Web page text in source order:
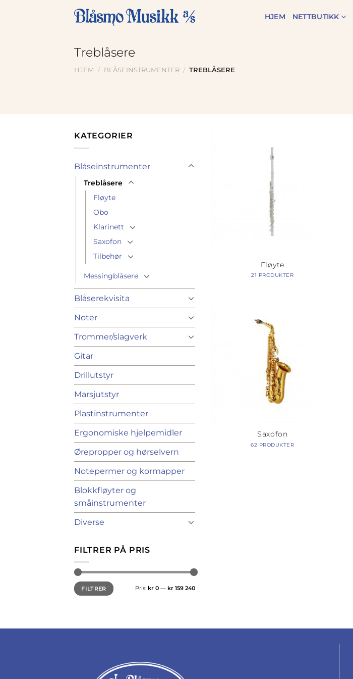
HJEM NETTBUTIKK
Treblåsere
HJEM / BLÅSEINSTRUMENTER / TREBLÅSERE
KATEGORIER
Blåseinstrumenter
Treblåsere
Fløyte
Obo
Klarinett
Saxofon
Tilbehør
Messingblåsere
Blåserekvisita
Noter
Trommer/slagverk
Gitar
Drillutstyr
Marsjutstyr
Plastinstrumenter
Ergonomiske hjelpemidler
Ørepropper og hørselvern
Notepermer og kormapper
Blokkfløyter og
småinstrumenter
Diverse
FILTRER PÅ PRIS
Min.
pris
Makspris
FILTRER Pris: kr 0 — kr 159 240
Fløyte
21 PRODUKTER
Saxofon
62 PRODUKTER